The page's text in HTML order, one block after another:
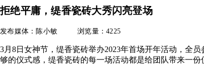
拒绝平庸，缇香瓷砖大秀闪亮登场
发布媒体：陈小敏 浏览量：4225
3月8日女神节，缇香瓷砖举办2023年首场开年活动，全
够的仪式感，缇香瓷砖的每一场活动都是给团队带来一份